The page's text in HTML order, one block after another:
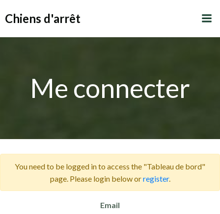
Chiens d'arrêt
Me connecter
You need to be logged in to access the "Tableau de bord"
page. Please login below orregister.
Email